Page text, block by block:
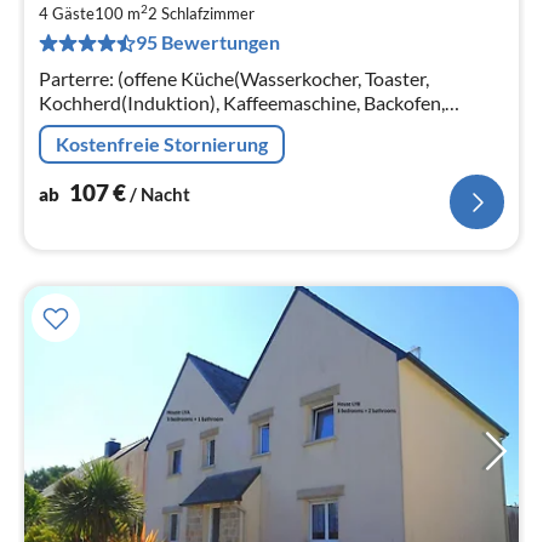
4 Gäste100 m22 Schlafzimmer
95 Bewertungen
Parterre: (offene Küche(Wasserkocher, Toaster,
Kochherd(Induktion), Kaffeemaschine, Backofen,
Spülmaschine, Kühlschrank)
Kostenfreie Stornierung
ab 107€/ Nacht